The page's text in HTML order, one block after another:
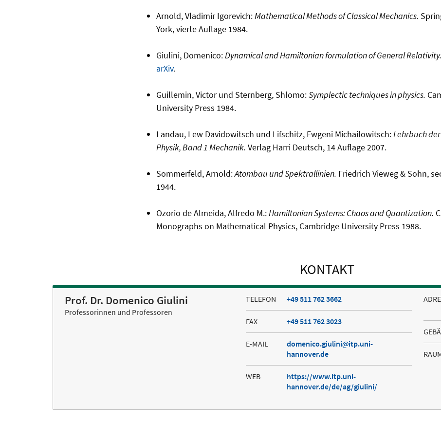
Arnold, Vladimir Igorevich:Mathematical Methods of Classical Mechanics.
York, vierte Auflage 1984.
Giulini, Domenico:Dynamical and Hamiltonian formulation of General Relativity.
arXiv.
Guillemin, Victor und Sternberg, Shlomo:Symplectic techniques in physics.
University Press 1984.
Landau, Lew Davidowitsch und Lifschitz, Ewgeni Michailowitsch:Lehrbuch
Physik, Band 1 Mechanik. Verlag Harri Deutsch, 14 Auflage 2007.
Sommerfeld, Arnold:Atombau und Spektrallinien. Friedrich Vieweg & Sohn,
1944.
Ozorio de Almeida, Alfredo M.:Hamiltonian Systems: Chaos and Quantization.
Monographs on Mathematical Physics, Cambridge University Press 1988.
KONTAKT
Prof. Dr. Domenico Giulini
Professorinnen und Professoren
TELEFON +49 511 762 3662
FAX +49 511 762 3023
E-MAIL domenico.giulini
itp.uni-
hannover.de
WEB
https://www.itp.uni-
hannover.de/de/ag/giulini/